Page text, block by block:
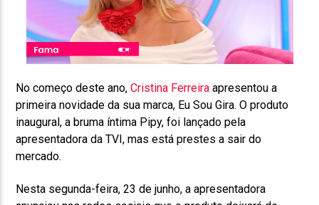
No começo deste ano,Cristina Ferreira apresentou a
primeira novidade da sua marca, Eu Sou Gira. O produto
inaugural, a bruma íntima Pipy, foi lançado pela
apresentadora da TVI, mas está prestes a sair do
mercado.
Nesta segunda-feira, 23 de junho, a apresentadora